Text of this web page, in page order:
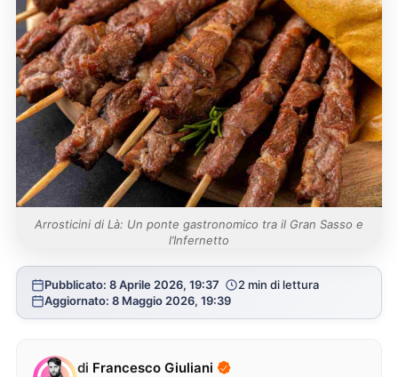
Arrosticini di Là: Un ponte gastronomico tra il Gran Sasso e
l’Infernetto
Pubblicato: 8 Aprile 2026, 19:37
2 min di lettura
Aggiornato: 8 Maggio 2026, 19:39
di Francesco Giuliani